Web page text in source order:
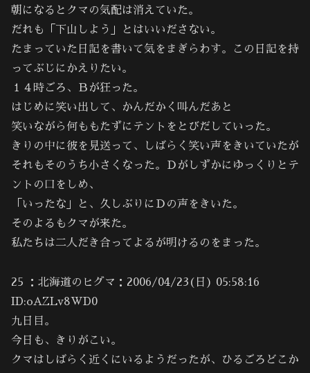
朝になるとクマの気配は消えていた。
だれも「下山しよう」とはいいださない。
たまっていた日記を書いて気をまぎらわす。この日記を持
ってぶじにかえりたい。
１４時ごろ、Ｂが狂った。
はじめに笑い出して、かんだかく叫んだあと
笑いながら何ももたずにテントをとびだしていった。
きりの中に彼を見送って、しばらく笑い声をきいていたが
それもそのうち小さくなった。Ｄがしずかにゆっくりとテ
ントの口をしめ、
「いったな」と、久しぶりにＤの声をきいた。
そのよるもクマが来た。
私たちは二人だき合ってよるが明けるのをまった。
25 ：北海道のヒグマ：2006/04/23(日) 05:58:16
ID:oAZLv8WD0
九日目。
今日も、きりがこい。
クマはしばらく近くにいるようだったが、ひるごろどこか